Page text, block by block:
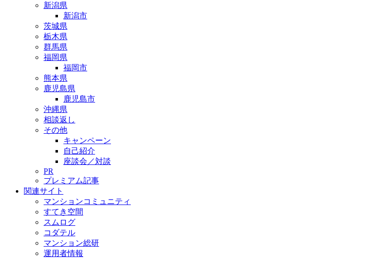
新潟県
新潟市
茨城県
栃木県
群馬県
福岡県
福岡市
熊本県
鹿児島県
鹿児島市
沖縄県
相談返し
その他
キャンペーン
自己紹介
座談会／対談
PR
プレミアム記事
関連サイト
マンションコミュニティ
すてき空間
スムログ
コダテル
マンション総研
運用者情報